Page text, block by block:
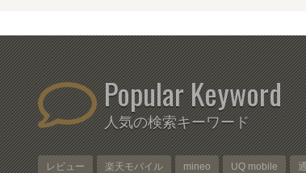
Popular Keyword
人気の検索キーワード
レビュー 楽天モバイル mineo UQ mobile